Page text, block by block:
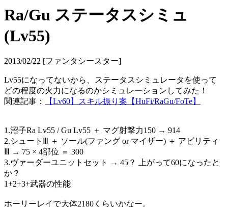
Ra/Gu ステータスシミュ
(Lv55)
2013/02/22 [ファンタシースター]
Lv55になってないから、ステータスシミュレータを使って
どの程度の火力になるのかシミュレーションしてみた！
関連記事：
【Lv60】スキル振り案【HuFi/RaGu/FoTe】
1.沼子Ra Lv55 / Gu Lv55 ＋ マグ射撃力150 → 914
2.シュートⅢ ＋ ソール(ファング or マイザー) ＋ アビリティ
Ⅲ → 75 × 4部位 ＝ 300
3.ヴァーダーユニットセット → 45？ 上がって60になったと
か？
1+2+3+武器の性能
ホーリーレイで大体2180くらいかなー。